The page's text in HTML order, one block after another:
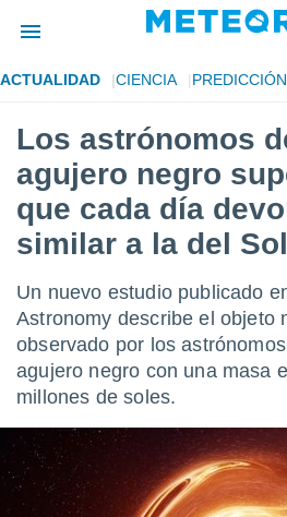
de
por
para
la
que se
calidad.
las
y
forma
digital
basada
ACTUALIDAD CIENCIA PREDICCIÓN
Los astrónomos
agujero negro
que cada día
similar a la del Sol
Un nuevo estudio publicado
Astronomy describe el objeto
observado por los
agujero negro con una masa
millones de soles.